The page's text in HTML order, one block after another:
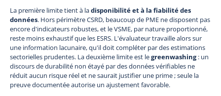
La première limite tient à ladisponibilité et à la fiabilité des
données. Hors périmètre CSRD, beaucoup de PME ne disposent pas
encore d'indicateurs robustes, et le VSME, par nature proportionné,
reste moins exhaustif que les ESRS. L'évaluateur travaille alors sur
une information lacunaire, qu'il doit compléter par des estimations
sectorielles prudentes. La deuxième limite est legreenwashing: un
discours de durabilité non étayé par des données vérifiables ne
réduit aucun risque réel et ne saurait justifier une prime ; seule la
preuve documentée autorise un ajustement favorable.